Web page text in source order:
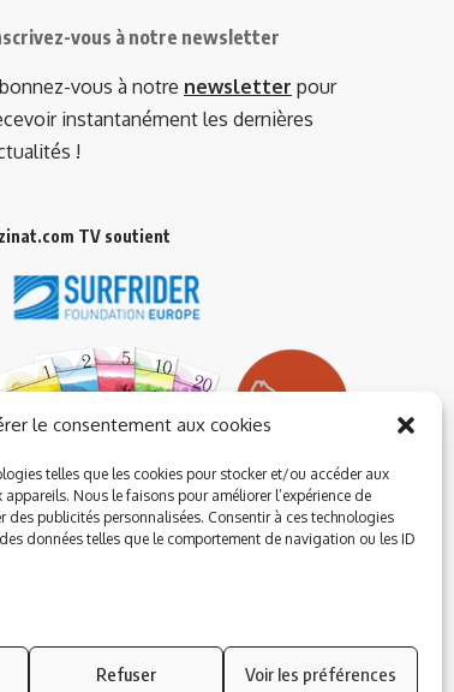
le consentement aux cookies
telles que les cookies pour stocker et/ou accéder aux
Nous le faisons pour améliorer l’expérience de
des publicités personnalisées. Consentir à ces technologies
données telles que le comportement de navigation ou les ID
Refuser Voir les préférences
vous à notre newsletter
vous à notre newsletter pour
instantanément les dernières
!
TV soutient
Suivez-nous